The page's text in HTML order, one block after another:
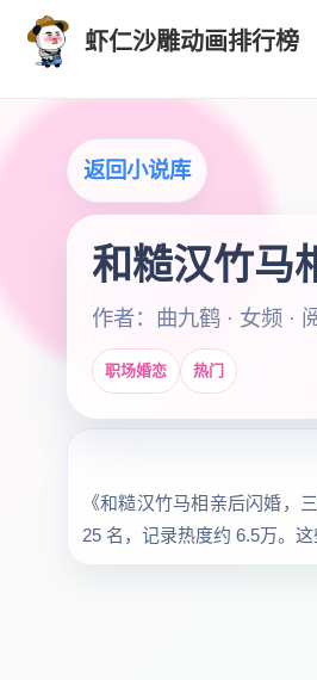
虾仁沙雕动画排行榜
返回小说库
和糙汉竹马
作者：曲九鹤 · 女频 ·
职场婚恋 热门
《和糙汉竹马相亲后闪婚，
25 名，记录热度约 6.5万。